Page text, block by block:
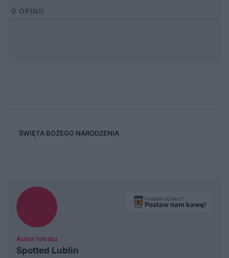
0 OPINII
ŚWIĘTA BOŻEGO NARODZENIA
Autor tekstu
Spotted Lublin
Podobał się tekst?
Postaw nam kawę!